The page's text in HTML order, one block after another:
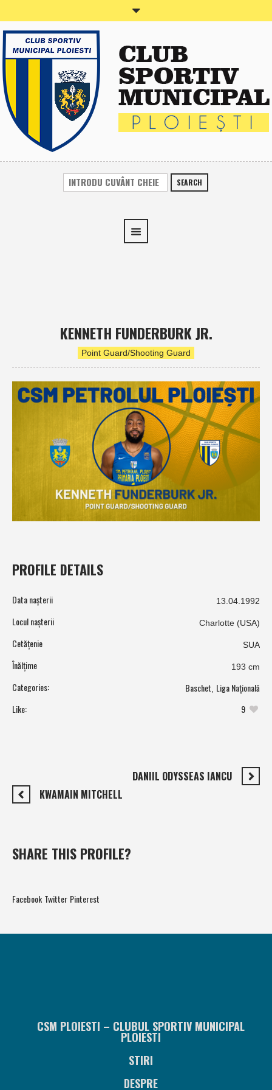
SEARCH
KENNETH FUNDERBURK JR.
Point Guard/Shooting Guard
PROFILE DETAILS
Data nașterii 13.04.1992
Locul nașterii Charlotte (USA)
Cetățenie SUA
Înălțime 193 cm
Categories: Baschet Liga Națională
Like:
9
DANIIL ODYSSEAS IANCU
KWAMAIN MITCHELL
SHARE THIS PROFILE?
Facebook Twitter Pinterest
CSM PLOIESTI – CLUBUL SPORTIV MUNICIPAL
PLOIESTI
STIRI
DESPRE